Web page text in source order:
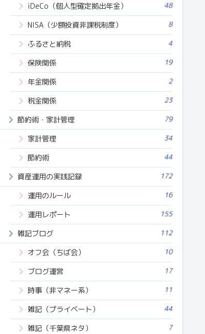
iDeCo（個人型確定拠出年金） 48
NISA（少額投資非課税制度） 8
ふるさと納税 4
保険関係 19
年金関係 2
税金関係 23
節約術・家計管理 79
家計管理 34
節約術 44
資産運用の実践記録 172
運用のルール 16
運用レポート 155
雑記ブログ 112
オフ会（ちば会） 10
ブログ運営 17
時事（非マネー系） 11
雑記（プライベート） 44
雑記（千葉県ネタ） 7